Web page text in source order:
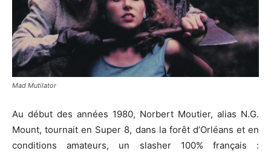
Mad Mutilator
Au début des années 1980, Norbert Moutier, alias N.G.
Mount, tournait en Super 8, dans la forêt d’Orléans et en
conditions amateurs, un slasher 100% français :